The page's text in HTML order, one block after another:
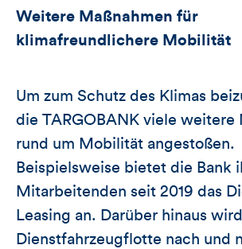
Weitere Maßnahmen für
klimafreundlichere Mobilität
Um zum Schutz des Klimas
die TARGOBANK viele weitere
rund um Mobilität angestoßen.
Beispielsweise bietet die Bank
Mitarbeitenden seit 2019 das
Leasing an. Darüber hinaus
Dienstfahrzeugflotte nach und